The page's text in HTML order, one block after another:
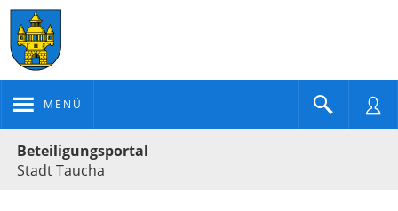
MENÜ
Beteiligungsportal
Stadt Taucha